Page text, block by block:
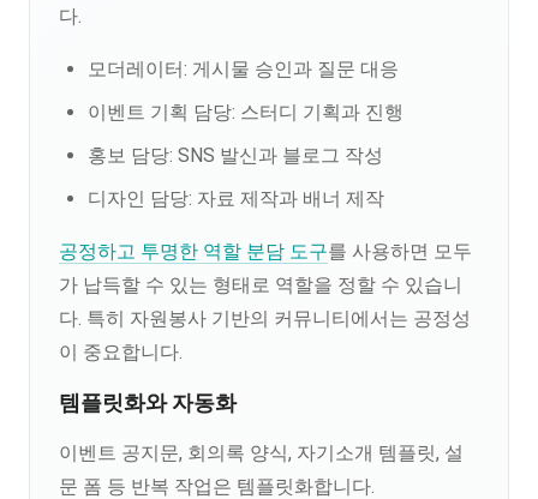
다.
모더레이터: 게시물 승인과 질문 대응
이벤트 기획 담당: 스터디 기획과 진행
홍보 담당: SNS 발신과 블로그 작성
디자인 담당: 자료 제작과 배너 제작
공정하고 투명한 역할 분담 도구를 사용하면 모두
가 납득할 수 있는 형태로 역할을 정할 수 있습니
다. 특히 자원봉사 기반의 커뮤니티에서는 공정성
이 중요합니다.
템플릿화와 자동화
이벤트 공지문, 회의록 양식, 자기소개 템플릿, 설
문 폼 등 반복 작업은 템플릿화합니다.